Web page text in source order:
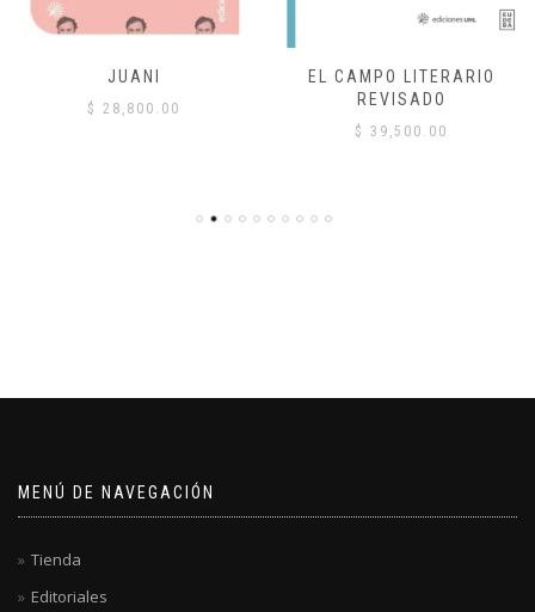
JUANI
$ 28,800.00
EL CAMPO LITERARIO
REVISADO
$ 39,500.00
MENÚ DE NAVEGACIÓN
Tienda
Editoriales